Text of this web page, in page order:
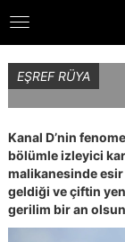
to
main
content
Toggle
navigation
EŞREF RÜYA
Kanal D’nin
bölümle izleyici
malikanesinde
geldiği ve çiftin
gerilim bir an